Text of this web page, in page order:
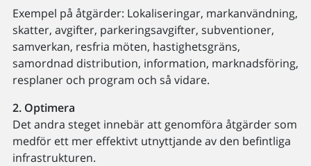
Exempel på åtgärder: Lokaliseringar, markanvändning,
skatter, avgifter, parkeringsavgifter, subventioner,
samverkan, resfria möten, hastighetsgräns,
samordnad distribution, information, marknadsföring,
resplaner och program och så vidare.
2. Optimera
Det andra steget innebär att genomföra åtgärder som
medför ett mer effektivt utnyttjande av den befintliga
infrastrukturen.